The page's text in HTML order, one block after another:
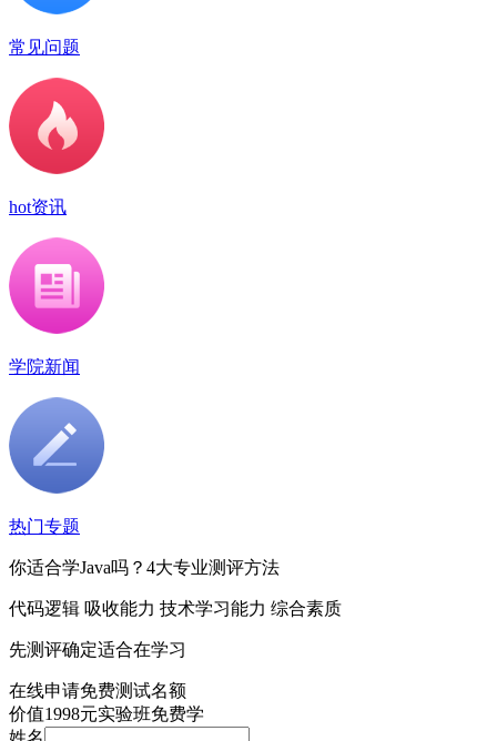
常见问题
hot资讯
学院新闻
热门专题
你适合学Java吗？4大专业测评方法
代码逻辑 吸收能力 技术学习能力 综合素质
先测评确定适合在学习
在线申请免费测试名额
价值1998元实验班免费学